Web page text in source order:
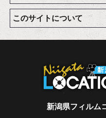
このサイトについて
新潟県フィルム